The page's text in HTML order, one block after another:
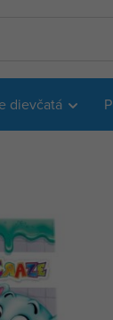
dievčatá